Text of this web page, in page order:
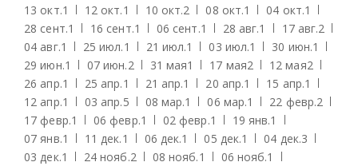
13 окт.1 12 окт.1 10 окт.2 08 окт.1 04 окт.1
28 сент.1 16 сент.1 06 сент.1 28 авг.1 17 авг.2
04 авг.1 25 июл.1 21 июл.1 03 июл.1 30 июн.1
29 июн.1 07 июн.2 31 мая1 17 мая2 12 мая2
26 апр.1 25 апр.1 21 апр.1 20 апр.1 15 апр.1
12 апр.1 03 апр.5 08 мар.1 06 мар.1 22 февр.2
17 февр.1 06 февр.1 02 февр.1 19 янв.1
07 янв.1 11 дек.1 06 дек.1 05 дек.1 04 дек.3
03 дек.1 24 нояб.2 08 нояб.1 06 нояб.1